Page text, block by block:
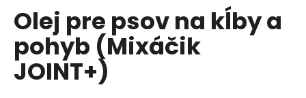
produktu
je
5
hviezdičiek.
Olej pre psov na kĺby a
pohyb (Mixáčik
JOINT+) HĽADAŤ